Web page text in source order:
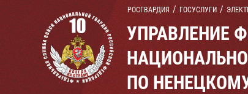
РОСГВАРДИЯ ГОСУСЛУГИ
УПРАВЛЕНИЕ
ПО